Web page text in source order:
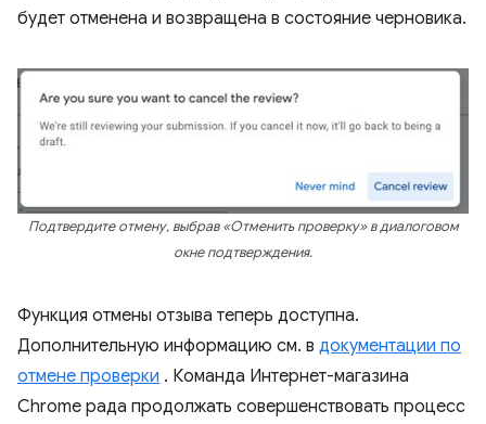
будет отменена и возвращена в состояние черновика.
Подтвердите отмену, выбрав «Отменить проверку» в диалоговом
окне подтверждения.
Функция отмены отзыва теперь доступна.
Дополнительную информацию см. в документации по
отмене проверки . Команда Интернет-магазина
Chrome рада продолжать совершенствовать процесс